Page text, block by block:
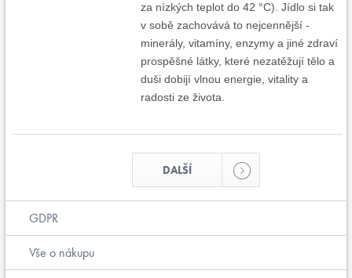
za nízkých teplot do 42 °C). Jídlo si tak
v sobě zachovává to nejcennější -
minerály, vitamíny, enzymy a jiné zdraví
prospěšné látky, které nezatěžují tělo a
duši dobijí vlnou energie, vitality a
radosti ze života.
DALŠÍ
GDPR
Vše o nákupu